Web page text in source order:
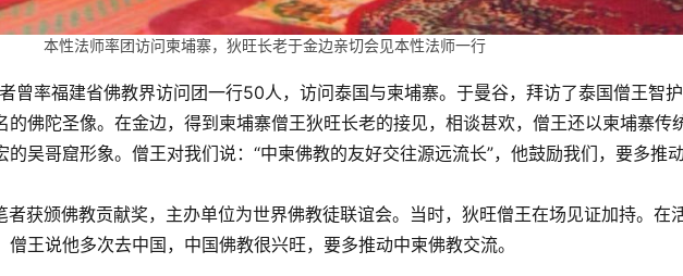
本性法师率团访问柬埔寨，狄旺长老于金边亲切会见本性法师一行
曾率福建省佛教界访问团一行50人，访问泰国与柬埔寨。于曼谷，拜访了泰国僧王智
的佛陀圣像。在金边，得到柬埔寨僧王狄旺长老的接见，相谈甚欢，僧王还以柬埔寨传
的吴哥窟形象。僧王对我们说：“中柬佛教的友好交往源远流长”，他鼓励我们，要多推
获颁佛教贡献奖，主办单位为世界佛教徒联谊会。当时，狄旺僧王在场见证加持。在
王说他多次去中国，中国佛教很兴旺，要多推动中柬佛教交流。